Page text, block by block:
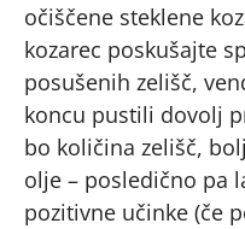
očiščene steklene
kozarec poskušajte
posušenih zelišč,
koncu pustili dovolj
bo količina zelišč,
olje – posledično pa
pozitivne učinke (če